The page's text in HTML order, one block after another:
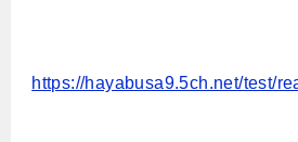
https://hayabusa9.5ch.net/test/